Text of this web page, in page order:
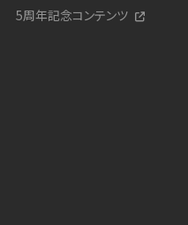
5周年記念コンテンツ